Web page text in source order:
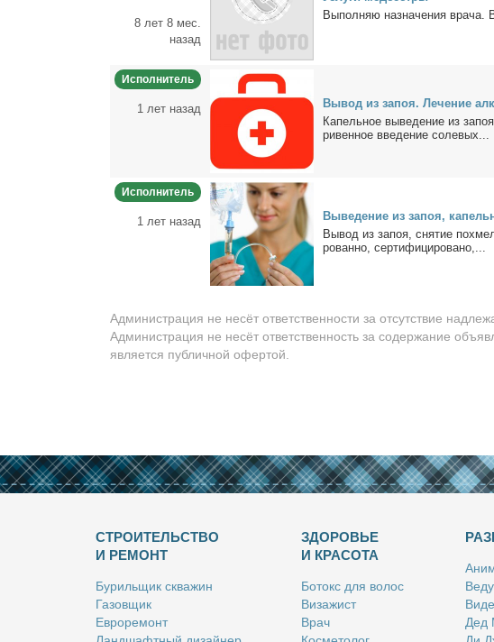
8 лет 8 мес.
назад
Вы­пол­няю на­зна­че­ния вра­ча.
Исполнитель
1 лет назад
Вы­вод из за­поя. Ле­че­ние
Ка­пель­ное вы­ве­де­ние из
ри­вен­ное вве­де­ние соле­вых...
Исполнитель
1 лет назад
Вы­ве­де­ние из за­поя,
Вы­вод из за­поя, сня­тие
ро­ван­но, сер­ти­фи­ци­ро­ва­но,...
Администрация не несёт ответственности за отсутствие
Администрация не несёт ответственность за содержание
является публичной офертой.
СТРОИТЕЛЬСТВО
И РЕМОНТ
Бу­риль­щик сква­жин
Га­зов­щик
Ев­ро­ре­монт
ЗДОРОВЬЕ
И КРАСОТА
Бо­токс для во­лос
Ви­за­жист
Врач
Дед